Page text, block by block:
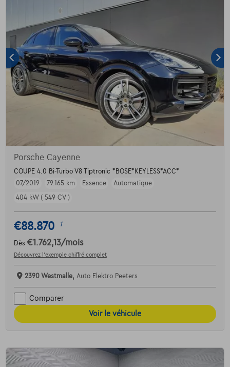
Porsche Cayenne
COUPE 4.0 Bi-Turbo V8 Tiptronic *BOSE*KEYLESS*ACC*
07/2019
79.165 km Essence
Automatique
404 kW ( 549 CV )
€88.870 1
Dès €1.762,13/mois
Découvrez l’exemple chiffré complet
2390 Westmalle, Auto Elektro Peeters
Comparer
Voir le véhicule